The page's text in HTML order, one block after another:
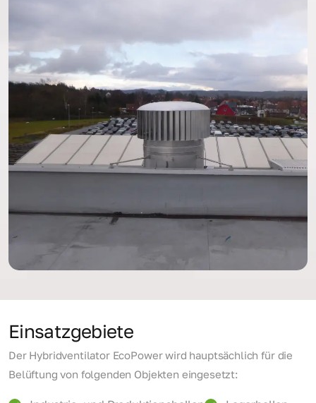
Einsatzgebiete
Der Hybridventilator EcoPower wird hauptsächlich für die
Belüftung von folgenden Objekten eingesetzt: